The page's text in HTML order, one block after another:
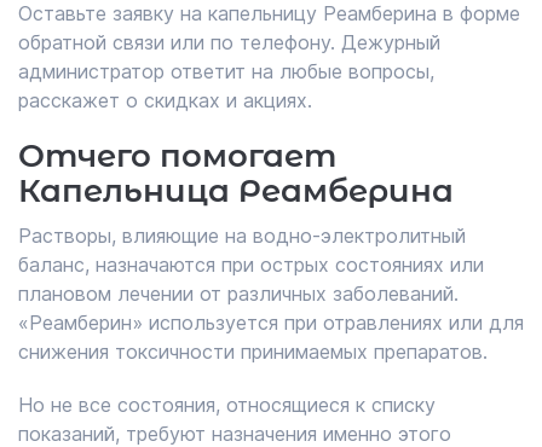
Оставьте заявку на капельницу Реамберина в форме
обратной связи или по телефону. Дежурный
администратор ответит на любые вопросы,
расскажет о скидках и акциях.
Отчего помогает
Капельница Реамберина
Растворы, влияющие на водно-электролитный
баланс, назначаются при острых состояниях или
плановом лечении от различных заболеваний.
«Реамберин» используется при отравлениях или для
снижения токсичности принимаемых препаратов.
Но не все состояния, относящиеся к списку
показаний, требуют назначения именно этого